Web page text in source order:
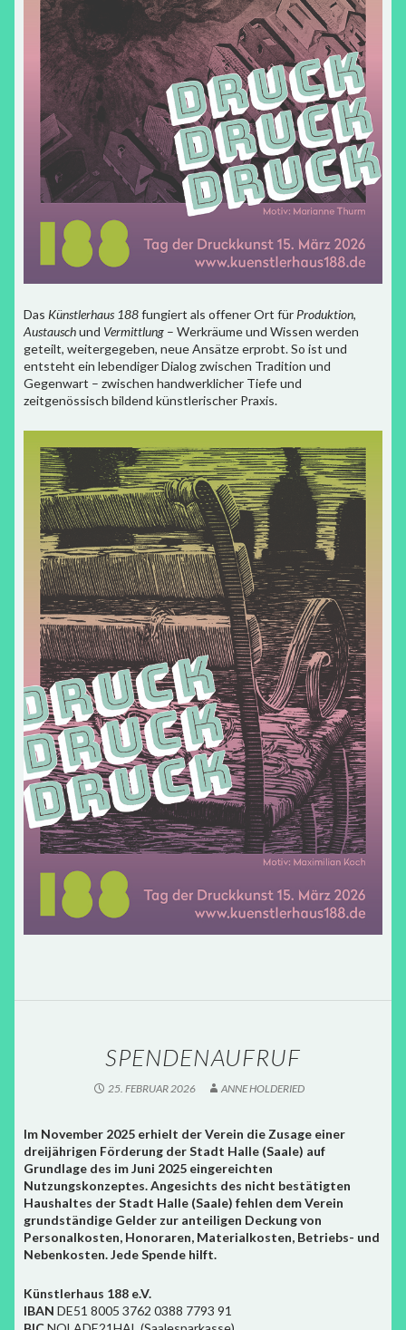
Das Künstlerhaus 188fungiert als offener Ort fürProduktion,
Austauschund Vermittlung – Werkräume und Wissen werden
geteilt, weitergegeben, neue Ansätze erprobt. So ist und
entsteht ein lebendiger Dialog zwischen Tradition und
Gegenwart – zwischen handwerklicher Tiefe und
zeitgenössisch bildend künstlerischer Praxis.
SPENDENAUFRUF
25. FEBRUAR 2026 ANNE HOLDERIED
Im November 2025 erhielt der Verein die Zusage einer
dreijährigen Förderung der Stadt Halle (Saale) auf
Grundlage des im Juni 2025 eingereichten
Nutzungskonzeptes. Angesichts des nicht bestätigten
Haushaltes der Stadt Halle (Saale) fehlen dem Verein
grundständige Gelder zur anteiligen Deckung von
Personalkosten, Honoraren, Materialkosten, Betriebs- und
Nebenkosten. Jede Spende hilft.
Künstlerhaus 188 e.V.
IBAN DE51 8005 3762 0388 7793 91